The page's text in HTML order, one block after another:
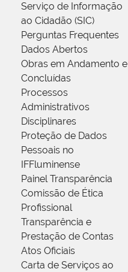
Serviço de Informação
ao Cidadão (SIC)
Perguntas Frequentes
Dados Abertos
Obras em Andamento e
Concluídas
Processos
Administrativos
Disciplinares
Proteção de Dados
Pessoais no
IFFluminense
Painel Transparência
Comissão de Ética
Profissional
Transparência e
Prestação de Contas
Atos Oficiais
Carta de Serviços ao